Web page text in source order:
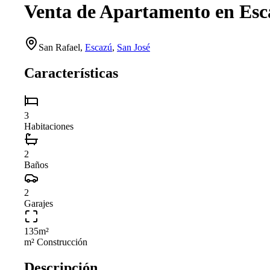
Venta de Apartamento en
San Rafael, Escazú, San José
Características
3
Habitaciones
2
Baños
2
Garajes
135m²
m² Construcción